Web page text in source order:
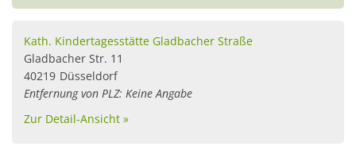
Kath. Kindertagesstätte Gladbacher Straße
Gladbacher Str. 11
40219 Düsseldorf
Entfernung von PLZ: Keine Angabe
Zur Detail-Ansicht »